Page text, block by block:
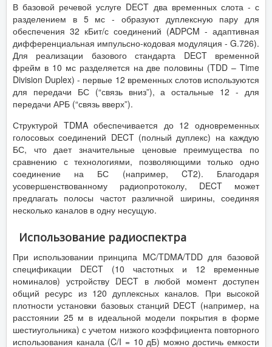
В базовой речевой услуге DECT два временных слота - с
разделением в 5 мс - образуют дуплексную пару для
обеспечения 32 кБит/с соединений (ADPCM - адаптивная
дифференциальная импульсно-кодовая модуляция - G.726).
Для реализации базового стандарта DECT временной
фрейм в 10 мс разделяется на две половины (TDD – Time
Division Duplex) - первые 12 временных слотов используются
для передачи БС (“связь вниз”), а остальные 12 - для
передачи АРБ (“связь вверх”).
Структурой TDMA обеспечивается до 12 одновременных
голосовых соединений DECT (полный дуплекс) на каждую
БС, что дает значительные ценовые преимущества по
сравнению с технологиями, позволяющими только одно
соединение на БС (например, CT2). Благодаря
усовершенствованному радиопротоколу, DECT может
предлагать полосы частот различной ширины, соединяя
несколько каналов в одну несущую.
Использование радиоспектра
При использовании принципа MC/TDMA/TDD для базовой
спецификации DECT (10 частотных и 12 временные
номиналов) устройству DECT в любой момент доступен
общий ресурс из 120 дуплексных каналов. При высокой
плотности установки базовых станций DECT (например, на
расстоянии 25 м в идеальной модели покрытия в форме
шестиугольника) с учетом низкого коэффициента повторного
использования канала (C/I = 10 дБ) можно достичь емкости